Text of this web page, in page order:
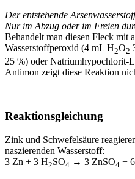
Der entstehende
Nur im Abzug oder im Freien
Behandelt man diesen Fleck mit
Wasserstoffperoxid (4 mL H2O2
25 %) oder Natriumhypochlorit-
Antimon zeigt diese Reaktion
Reaktionsgleichung
Zink und Schwefelsäure
naszierenden Wasserstoff:
3 Zn + 3 H2SO4 → 3 ZnSO4 +